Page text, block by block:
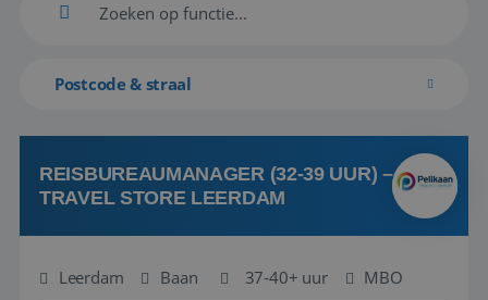
Postcode & straal
REISBUREAUMANAGER (32-39 UUR) –
TRAVEL STORE LEERDAM
Leerdam Baan 37-40+ uur MBO